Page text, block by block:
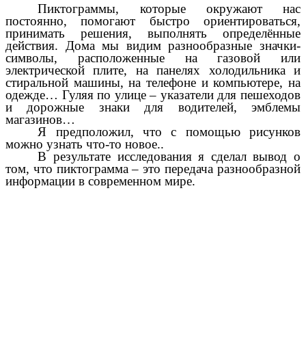
Пиктограммы, которые окружают нас
постоянно, помогают быстро ориентироваться,
принимать решения, выполнять определённые
действия. Дома мы видим разнообразные значки-
символы, расположенные на газовой или
электрической плите, на панелях холодильника и
стиральной машины, на телефоне и компьютере, на
одежде… Гуляя по улице – указатели для пешеходов
и дорожные знаки для водителей, эмблемы
магазинов…
Я предположил, что с помощью рисунков
можно узнать что-то новое..
В результате исследования я сделал вывод о
том, что пиктограмма – это передача разнообразной
информации в современном мире.